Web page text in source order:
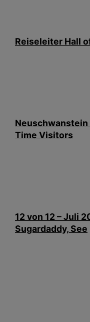
Reiseleiter Hall
Neuschwanstein
Time Visitors
12 von 12 – Juli
Sugardaddy, See